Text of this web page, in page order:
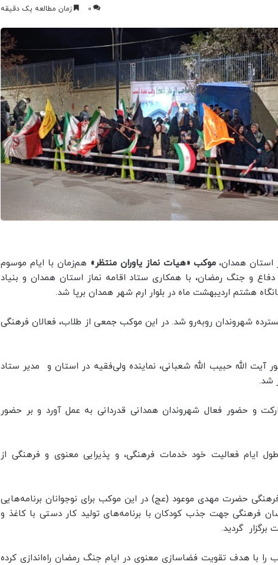
0 زمان مطالعه یک دقیقه
استان همدان،موکب «هیات نماز یاوران منتظر» هم‌زمان با ایام موسوم
دفاع و جنگ رمضان، با همکاری ستاد اقامه نماز استان همدان و بنیاد
هشتم اردیبهشت ماه در بلوار ارم شهر همدان برپا شد.
شهروندان روبه‌رو شد. در این موکب جمعی از طلاب، فعالان فرهنگی
آیت‌ الله حبیب‌ الله شعبانی، نماینده ولی‌فقیه در استان و مدیر ستاد
شد.
و حضور فعال شهروندان همدانی قدردانی به عمل آورد و بر حضور
ایام فعالیت خود خدمات فرهنگی، و پذیرایی معنوی و فرهنگی از
حضرت مهدی موعود (عج) در این موکب برای نوجوانان برنامه‌هایی
فرهنگی جهت جذب کودکان با برنامه‌های تولید کار دستی با کاغذ و
برگزار گردید.
را با هدف تقویت فضاسازی معنوی در ایام جنگ رمضان راه‌اندازی کرده